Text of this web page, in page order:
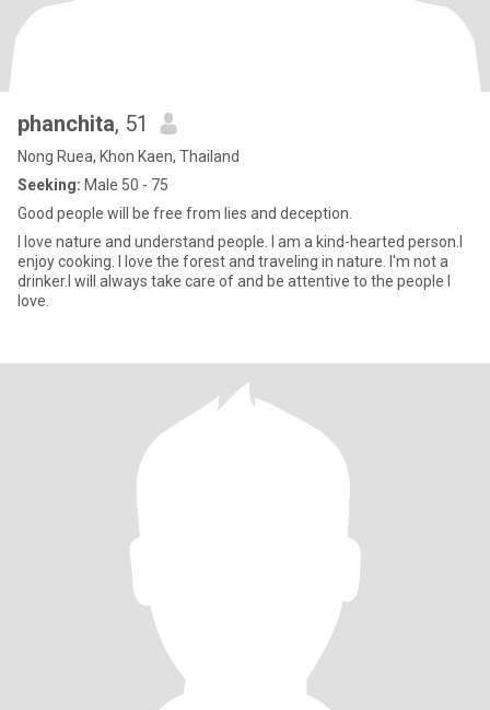
phanchita, 51
Nong Ruea, Khon Kaen, Thailand
Seeking: Male 50 - 75
Good people will be free from lies and deception.
I love nature and understand people. I am a kind-hearted person.I
enjoy cooking. I love the forest and traveling in nature. I'm not a
drinker.I will always take care of and be attentive to the people I
love.